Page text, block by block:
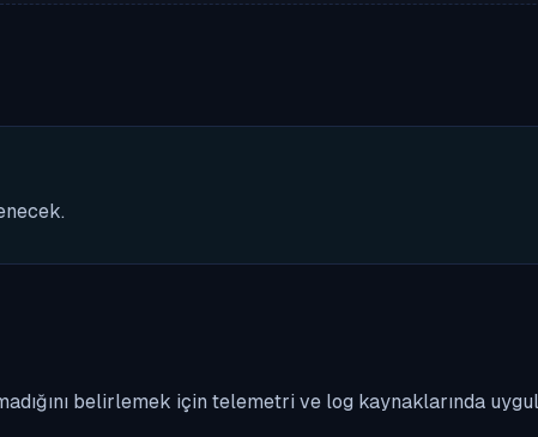
belirlemek için telemetri ve log kaynaklarında